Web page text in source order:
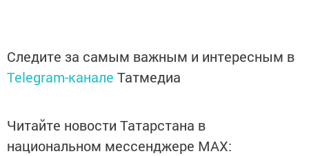
Следите за самым важным и интересным в
Telegram-канале Татмедиа
Читайте новости Татарстана в
национальном мессенджере MАХ: